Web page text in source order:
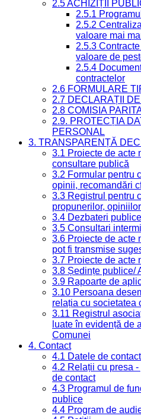
2.5 ACHIZIȚII
2.5.1
2.5.2
valoare mai
2.5.3
valoare de
2.5.4
contractelor
2.6 FORMULARE
2.7 DECLARAȚII
2.8 COMISIA
2.9. PROTECȚIA
PERSONAL
3. TRANSPARENȚĂ
3.1 Proiecte de acte
consultare publică
3.2 Formular pentru
opinii, recomandări
3.3 Registrul pentru
propunerilor,
3.4 Dezbateri publice
3.5 Consultari
3.6 Proiecte de acte
pot fi transmise
3.7 Proiecte de acte
3.8 Ședințe publice/
3.9 Rapoarte de
3.10 Persoana
relația cu societatea
3.11 Registrul
luate în evidență de
Comunei
4. Contact
4.1 Datele de
4.2 Relații cu presa
de contact
4.3 Programul de
publice
4.4 Program de